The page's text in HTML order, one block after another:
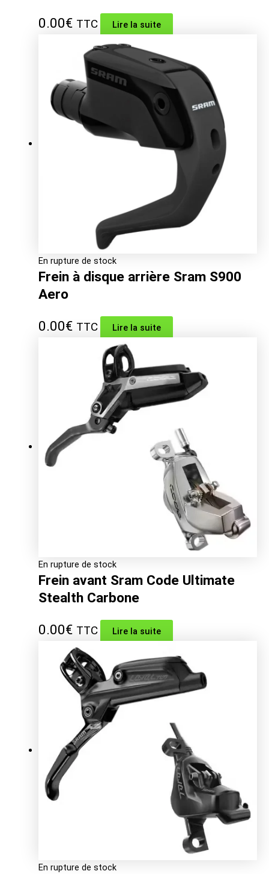
0.00€ TTC Lire la suite
En rupture de stock
Frein à disque arrière Sram S900
Aero
0.00€ TTC Lire la suite
En rupture de stock
Frein avant Sram Code Ultimate
Stealth Carbone
0.00€ TTC Lire la suite
En rupture de stock